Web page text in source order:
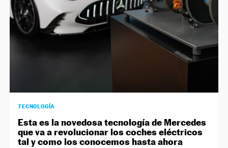
TECNOLOGÍA
Esta es la novedosa tecnología de Mercedes
que va a revolucionar los coches eléctricos
tal y como los conocemos hasta ahora